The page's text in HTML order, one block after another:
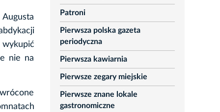
wykupić
nie na
Patroni
Pierwsza polska gazeta
periodyczna
Pierwsza kawiarnia
Pierwsze zegary miejskie
Pierwsze znane lokale
gastronomiczne